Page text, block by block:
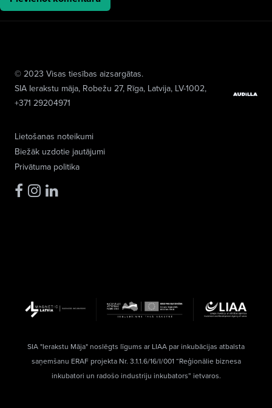
Lietošanas noteikumi
Biežāk uzdotie jautājumi
Privātuma politika
© 2023 Visas tiesības aizsargātas.
SIA Ierakstu māja, Robežu 27, Rīga, Latvija, LV-1002,
+371 29204971
SIA "Ierakstu Māja" noslēgts līgums ar LIAA par inkubācijas atbalsta
saņemšanu ERAF projekta Nr. 3.1.1.6/16/I/001 “Reģionālie biznesa
inkubatori un radošo industriju inkubators” ietvaros.